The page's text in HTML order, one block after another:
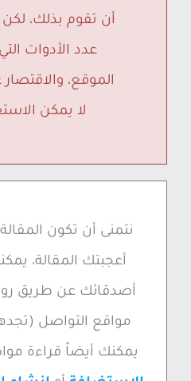
أن تقوم بذلك،
عدد الأدوات
الموقع،
لا يمكن
نتمنى أن تكون
أعجبتك المقالة،
أصدقائك عن طريق
مواقع التواصل
يمكنك أيضاً قراءة